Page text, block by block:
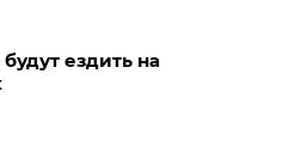
ездить на